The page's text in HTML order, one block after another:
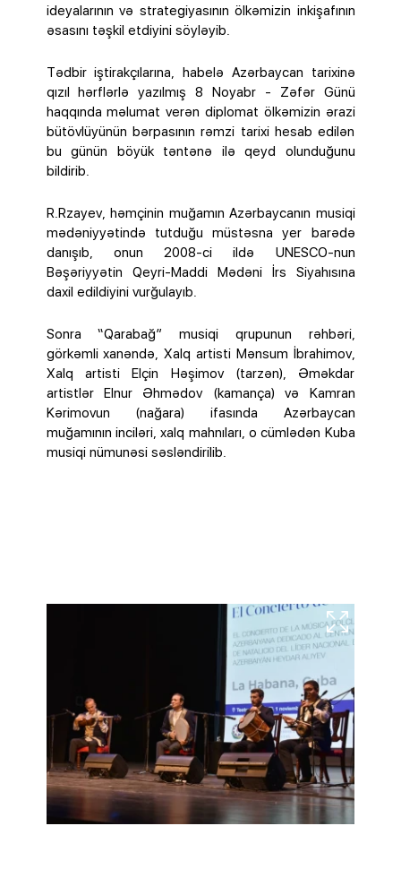
ideyalarının və strategiyasının ölkəmizin inkişafının
əsasını təşkil etdiyini söyləyib.
Tədbir iştirakçılarına, habelə Azərbaycan tarixinə
qızıl hərflərlə yazılmış 8 Noyabr - Zəfər Günü
haqqında məlumat verən diplomat ölkəmizin ərazi
bütövlüyünün bərpasının rəmzi tarixi hesab edilən
bu günün böyük təntənə ilə qeyd olunduğunu
bildirib.
R.Rzayev, həmçinin muğamın Azərbaycanın musiqi
mədəniyyətində tutduğu müstəsna yer barədə
danışıb, onun 2008-ci ildə UNESCO-nun
Bəşəriyyətin Qeyri-Maddi Mədəni İrs Siyahısına
daxil edildiyini vurğulayıb.
Sonra “Qarabağ” musiqi qrupunun rəhbəri,
görkəmli xanəndə, Xalq artisti Mənsum İbrahimov,
Xalq artisti Elçin Həşimov (tarzən), Əməkdar
artistlər Elnur Əhmədov (kamança) və Kamran
Kərimovun (nağara) ifasında Azərbaycan
muğamının inciləri, xalq mahnıları, o cümlədən Kuba
musiqi nümunəsi səsləndirilib.